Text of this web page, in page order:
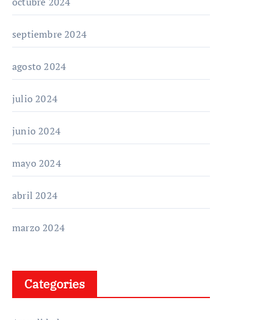
septiembre 2024
agosto 2024
julio 2024
junio 2024
mayo 2024
abril 2024
marzo 2024
Categories